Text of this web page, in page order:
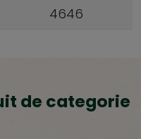
4646
de categorie